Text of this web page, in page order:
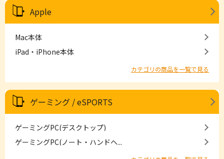
Apple
Mac本体
iPad・iPhone本体
カテゴリの商品を一覧で見る
ゲーミング / eSPORTS
ゲーミングPC(デスクトップ)
ゲーミングPC(ノート・ハンドヘ...